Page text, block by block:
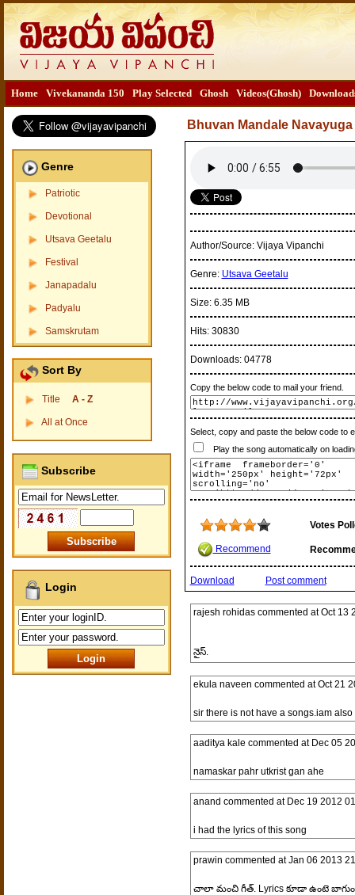
Home Vivekananda 150 Play Selected Ghosh Videos(Ghosh)
Genre
Patriotic
Devotional
Utsava Geetalu
Festival
Janapadalu
Padyalu
Samskrutam
Sort By
Title A - Z
All at Once
Subscribe
Login
Bhuvan Mandale
Author/Source: Vijaya Vipanchi
Genre: Utsava Geetalu
Size: 6.35 MB
Hits: 30830
Downloads: 04778
Copy the below code to mail your friend.
Select, copy and paste the below code to
Play the song automatically on
Votes
Recommend
Download Post comment
rajesh rohidascommented atOct 13
నైస్.
ekula naveen commented atOct 21
sir there is not have a songs.iam
aaditya kale commented at Dec 05
namaskar pahr utkrist gan ahe
anand commented at Dec 19 2012
i had the lyrics of this song
prawin commented atJan 06 2013
చాలా మంచి గీత్. Lyrics కూడా ఉంటె